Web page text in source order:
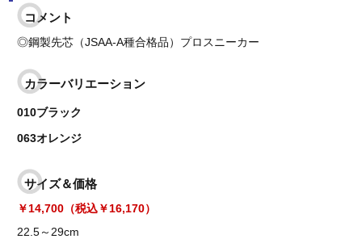
コメント
◎鋼製先芯（JSAA-A種合格品）プロスニーカー
カラーバリエーション
010ブラック
063オレンジ
サイズ＆価格
￥14,700（税込￥16,170）
22.5～29cm